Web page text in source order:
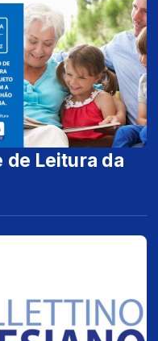
de Leitura da